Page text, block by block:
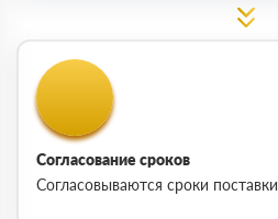
Согласование сроков
Согласовываются сроки поставки